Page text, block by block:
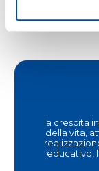
la crescita
della vita,
educativo,